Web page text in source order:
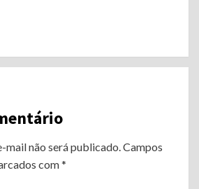
mail não será publicado. Campos
com*